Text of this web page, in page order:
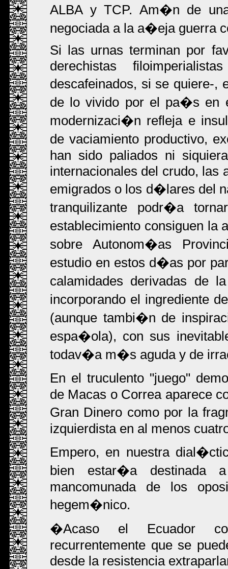
ALBA y TCP. Am�n de
negociada a la a�eja guerra
Si las urnas terminan por
derechistas
descafeinados, si se
de lo vivido por el pa�s en
modernizaci�n refleja e
de vaciamiento productivo,
han sido paliados ni
internacionales del crudo, las
emigrados o los d�lares del
tranquilizante podr�a
establecimiento consiguen la
sobre Autonom�as
estudio en estos d�as por
calamidades derivadas de
incorporando el ingrediente
(aunque tambi�n de
espa�ola), con sus
todav�a m�s aguda y de
En el truculento "juego"
de Macas o Correa aparece
Gran Dinero como por la
izquierdista en al menos
Empero, en nuestra
bien estar�a
mancomunada de los
hegem�nico.
�Acaso el Ecuador
recurrentemente que se
desde la resistencia